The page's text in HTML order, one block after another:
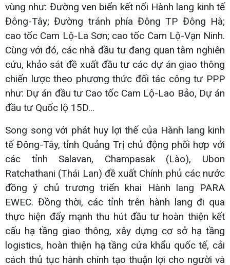
vùng như: Đường ven biển kết nối Hành lang kinh tế
Đông-Tây; Đường tránh phía Đông TP Đông Hà;
cao tốc Cam Lộ-La Sơn; cao tốc Cam Lộ-Vạn Ninh.
Cùng với đó, các nhà đầu tư đang quan tâm nghiên
cứu, khảo sát đề xuất đầu tư các dự án giao thông
chiến lược theo phương thức đối tác công tư PPP
như: Dự án đầu tư Cao tốc Cam Lộ-Lao Bảo, Dự án
đầu tư Quốc lộ 15D...
Song song với phát huy lợi thế của Hành lang kinh
tế Đông-Tây, tỉnh Quảng Trị chủ động phối hợp với
các tỉnh Salavan, Champasak (Lào), Ubon
Ratchathani (Thái Lan) đề xuất Chính phủ các nước
đồng ý chủ trương triển khai Hành lang PARA
EWEC. Đồng thời, các tỉnh trên hành lang đi qua
thực hiện đẩy mạnh thu hút đầu tư hoàn thiện kết
cấu hạ tầng giao thông, xây dựng cơ sở hạ tầng
logistics, hoàn thiện hạ tầng cửa khẩu quốc tế, cải
cách thủ tục hành chính tạo thuận lợi cho người và